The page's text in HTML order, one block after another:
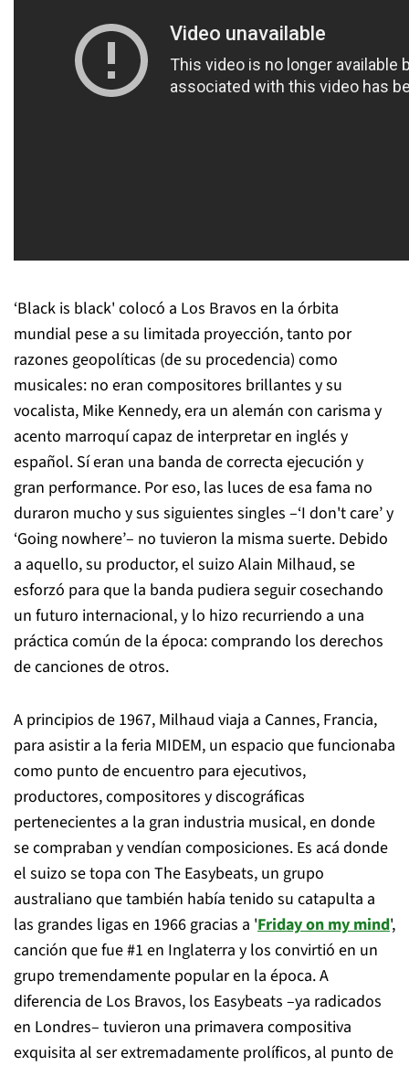
‘Black is black' colocó a Los Bravos en la órbita
mundial pese a su limitada proyección, tanto por
razones geopolíticas (de su procedencia) como
musicales: no eran compositores brillantes y su
vocalista, Mike Kennedy, era un alemán con carisma y
acento marroquí capaz de interpretar en inglés y
español. Sí eran una banda de correcta ejecución y
gran performance. Por eso, las luces de esa fama no
duraron mucho y sus siguientes singles –‘I don't care’ y
‘Going nowhere’– no tuvieron la misma suerte. Debido
a aquello, su productor, el suizo Alain Milhaud, se
esforzó para que la banda pudiera seguir cosechando
un futuro internacional, y lo hizo recurriendo a una
práctica común de la época: comprando los derechos
de canciones de otros.
A principios de 1967, Milhaud viaja a Cannes, Francia,
para asistir a la feria MIDEM, un espacio que funcionaba
como punto de encuentro para ejecutivos,
productores, compositores y discográficas
pertenecientes a la gran industria musical, en donde
se compraban y vendían composiciones. Es acá donde
el suizo se topa con The Easybeats, un grupo
australiano que también había tenido su catapulta a
las grandes ligas en 1966 gracias a 'Friday on my mind',
canción que fue #1 en Inglaterra y los convirtió en un
grupo tremendamente popular en la época. A
diferencia de Los Bravos, los Easybeats –ya radicados
en Londres– tuvieron una primavera compositiva
exquisita al ser extremadamente prolíficos, al punto de